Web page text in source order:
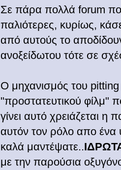
Σε πάρα πολλά forum
παλιότερες, κυρίως,
από αυτούς το
ανοξείδωτου τότε σε
Ο μηχανισμός του pitting
"προστατευτικού φίλμ"
γίνει αυτό χρειάζεται η
αυτόν τον ρόλο απο ένα
καλά μαντέψατε..
με την παρούσια